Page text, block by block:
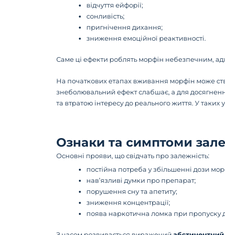
відчуття ейфорії;
сонливість;
пригнічення дихання;
зниження емоційної реактивності.
Саме ці ефекти роблять морфін небезпечним,
На початкових етапах вживання морфін може
знеболювальний ефект слабшає, а для
та втратою інтересу до реального життя. У
Ознаки та симптоми
Основні прояви, що свідчать про залежність:
постійна потреба у збільшенні дози
нав’язливі думки про препарат;
порушення сну та апетиту;
зниження концентрації;
поява наркотична ломка при пропуску